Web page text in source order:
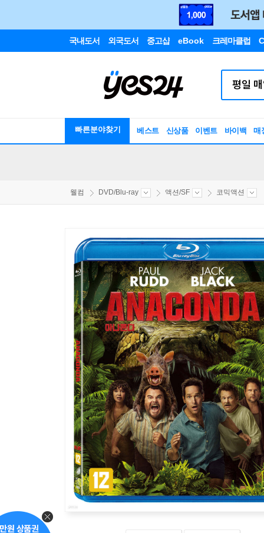
국내도서 외국도서 중고샵 eBook 크레마클럽
빠른분야찾기 베스트 신상품 이벤트 바이백 매
웰컴 DVD/Blu-ray 액션/SF 코믹액션